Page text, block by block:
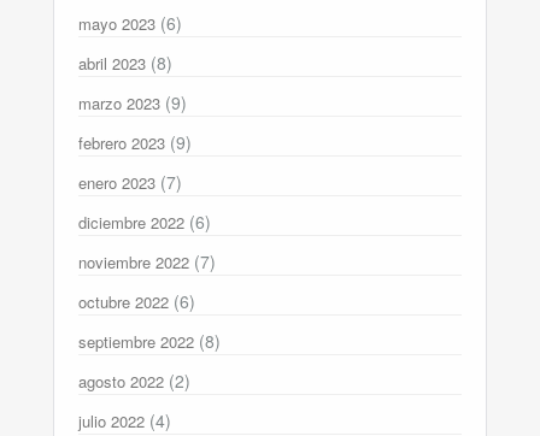
mayo 2023 (6)
abril 2023 (8)
marzo 2023 (9)
febrero 2023 (9)
enero 2023 (7)
diciembre 2022 (6)
noviembre 2022 (7)
octubre 2022 (6)
septiembre 2022 (8)
agosto 2022 (2)
julio 2022 (4)